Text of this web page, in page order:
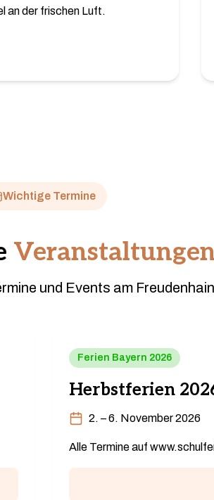
an der frischen Luft.
Wichtige Termine
und Events am
Ferien Bayern 2026
Herbstferien
2. – 6. November 2026
Alle Termine auf